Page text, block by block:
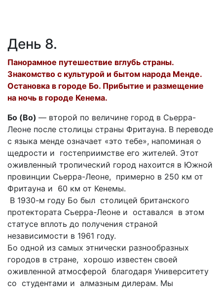
День 8.
Панорамное путешествие вглубь страны.
Знакомство с культурой и бытом народа Менде.
Остановка в городе Бо. Прибытие и размещение
на ночь в городе Кенема.
Бо (Bo) — второй по величине город в Сьерра-
Леоне после столицы страны Фритауна. В переводе
с языка менде означает «это тебе», напоминая о
щедрости и гостеприимстве его жителей. Этот
оживленный тропический город нахоится в Южной
провинции Сьерра-Леоне, примерно в 250 км от
Фритауна и 60 км от Кенемы.
В 1930-м году Бо был столицей британского
протектората Сьерра-Леоне и оставался в этом
статусе вплоть до получения страной
независимости в 1961 году.
Бо одной из самых этнически разнообразных
городов в стране, хорошо известен своей
оживленной атмосферой благодаря Университету
со студентами и алмазным дилерам. Мы